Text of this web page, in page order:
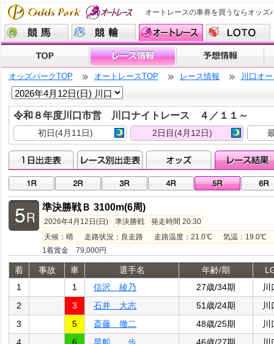
オートレースの車券を買うならオッズ
オッズパークTOP オートレースTOP レース情報 川口オ
令和８年度川口市営 川口ナイトレース ４／１１～
初日(4月11日) 2日目(4月12日)
準決勝戦Ｂ 3100m(6周)
2026年4月12日(日) 準決勝戦
発走時間 20:30
天候：晴 走路状況：良走路 走路温度：21.0℃ 気温：19.0℃
1着賞金 79,000円
着 事故 車 選手名 年齢/期
1
1 信沢 綾乃 27歳/34期
川
2
3 石井 大志 51歳/24期
川
3
5 斎藤 撤二 48歳/25期
川